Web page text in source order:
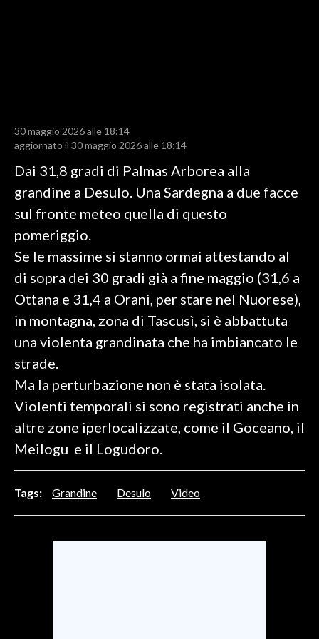
RISULTATI E CLASSIFICHE
CALCIO
CALCIO REGIONALE
BASKET
VOLLEY
MOTORI
TENNIS
ALTRI SPORT
CULTURA
SPETTACOLI
GOSSIP
SARDEGNA TURISMO
SARDI NEL MONDO
30 maggio 2026 alle 18:14
aggiornato il 30 maggio 2026 alle 18:14
Dai 31,8 gradi di Palmas Arborea alla
grandine a Desulo. Una Sardegna a due facce
sul fronte meteo quella di questo
pomeriggio.
Se le massime si stanno ormai attestando al
di sopra dei 30 gradi già a fine maggio (31,6 a
Ottana e 31,4 a Orani, per stare nel Nuorese),
in montagna, zona di Tascusì, si è abbattuta
una violenta grandinata che ha imbiancato le
strade.
Ma la perturbazione non è stata isolata.
Violenti temporali si sono registrati anche in
altre zone iperlocalizzate, come il Goceano, il
Meilogu e il Logudoro.
Tags: Grandine Desulo Video